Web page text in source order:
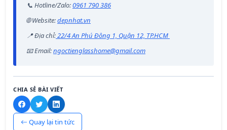
📞 Hotline/Zalo:0961 790 386
🌐 Website:depnhat.vn
📍 Địa chỉ:22/4 An Phú Đông 1, Quận 12, TP.HCM
📧 Email:ngoctienglasshome@gmail.com
CHIA SẺ BÀI VIẾT
Quay lại tin tức